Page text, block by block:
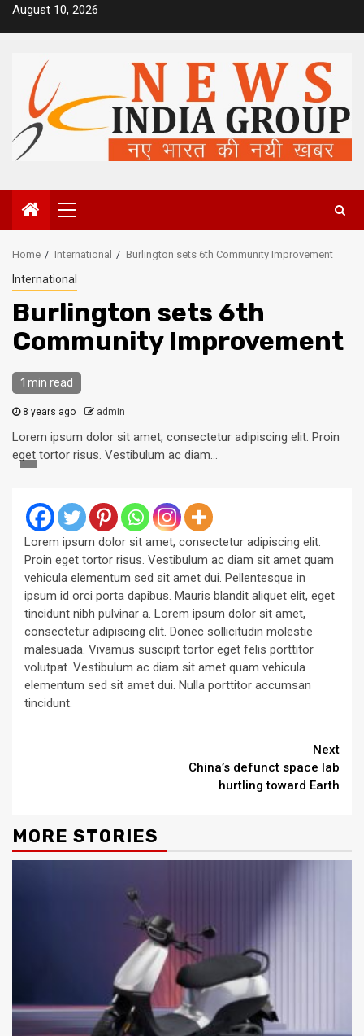
SkipAugust 10, 2026
Primary
Menu
Home International Burlington sets 6th Community Improvement
International
Burlington sets 6th
Community Improvement
1 min read
8 years ago admin
Lorem ipsum dolor sit amet, consectetur adipiscing elit. Proin
eget tortor risus. Vestibulum ac diam...
Lorem ipsum dolor sit amet, consectetur adipiscing elit.
Proin eget tortor risus. Vestibulum ac diam sit amet quam
vehicula elementum sed sit amet dui. Pellentesque in
ipsum id orci porta dapibus. Mauris blandit aliquet elit, eget
tincidunt nibh pulvinar a. Lorem ipsum dolor sit amet,
consectetur adipiscing elit. Donec sollicitudin molestie
malesuada. Vivamus suscipit tortor eget felis porttitor
volutpat. Vestibulum ac diam sit amet quam vehicula
elementum sed sit amet dui. Nulla porttitor accumsan
tincidunt.
Next
China’s defunct space lab
hurtling toward Earth
MORE STORIES